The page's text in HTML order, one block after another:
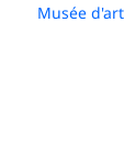
Musée